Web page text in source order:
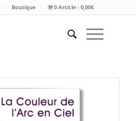
Boutique 0 Article 0,00€